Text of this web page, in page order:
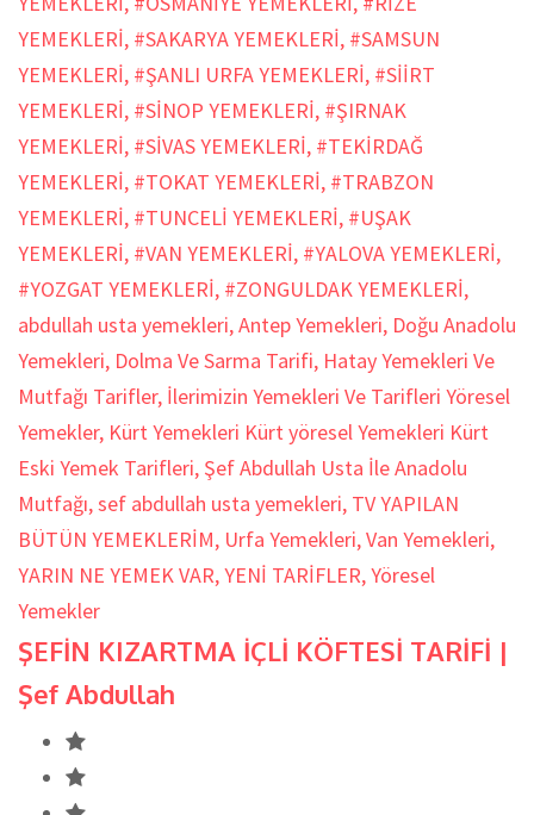
YEMEKLERİ, #SAKARYA YEMEKLERİ, #SAMSUN
YEMEKLERİ, #ŞANLI URFA YEMEKLERİ, #SİİRT
YEMEKLERİ, #SİNOP YEMEKLERİ, #ŞIRNAK
YEMEKLERİ, #SİVAS YEMEKLERİ, #TEKİRDAĞ
YEMEKLERİ, #TOKAT YEMEKLERİ, #TRABZON
YEMEKLERİ, #TUNCELİ YEMEKLERİ, #UŞAK
YEMEKLERİ, #VAN YEMEKLERİ, #YALOVA YEMEKLERİ,
#YOZGAT YEMEKLERİ, #ZONGULDAK YEMEKLERİ,
abdullah usta yemekleri,Antep Yemekleri, Doğu Anadolu
Yemekleri, Dolma Ve Sarma Tarifi, Hatay Yemekleri Ve
Mutfağı Tarifler, İlerimizin Yemekleri Ve Tarifleri Yöresel
Yemekler, Kürt Yemekleri Kürt yöresel Yemekleri Kürt
Eski Yemek Tarifleri, Şef Abdullah Usta İle Anadolu
Mutfağı,sef abdullah usta yemekleri, TV YAPILAN
BÜTÜN YEMEKLERİM, Urfa Yemekleri,Van Yemekleri,
YARIN NE YEMEK VAR,YENİ TARİFLER,Yöresel
Yemekler
ŞEFİN KIZARTMA İÇLİ KÖFTESİ TARİFİ |
Şef Abdullah